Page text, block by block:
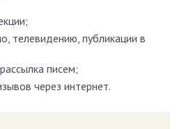
телевидению, публикации в
писем;
через интернет.